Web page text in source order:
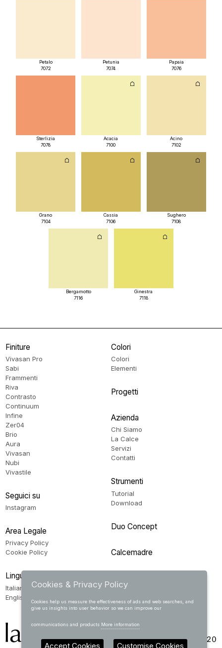
Petalo
7072
Petunia
7074
Papaia
7076
Sterlizia
7078
Acacia
7100
Acino
7102
Grano
7104
Cassia
7106
Sughero
7108
Bergamotto
7116
Ginestra
7118
Finiture
Vivasan Pro
Sabi
Frammenti
Riva
Contrasto
Continuum
Infine
Zer04
Brio
Aura
Vivasan
Nubi
Vivastile
Colori
Colori
Elementi
Progetti
Azienda
Chi Siamo
La Calce
Servizi
Contatti
Strumenti
Tutorial
Download
Seguici su
Instagram
Area Legale
Privacy Policy
Cookie Policy
Duo Concept
Calcemadre
Lingua
Italiano
English
Cookies & Privacy Policy
Cookies help us measure the effectiveness of ads and web searches, and
give us insights into user behavior so we can improve our
communications and products More information
Accept Cookies Customise Cookies